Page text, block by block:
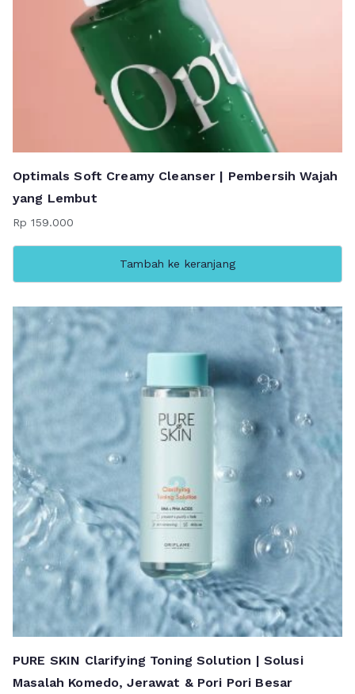
Optimals Soft Creamy Cleanser | Pembersih Wajah
yang Lembut
Rp 159.000
Tambah ke keranjang
PURE SKIN Clarifying Toning Solution | Solusi
Masalah Komedo, Jerawat & Pori Pori Besar